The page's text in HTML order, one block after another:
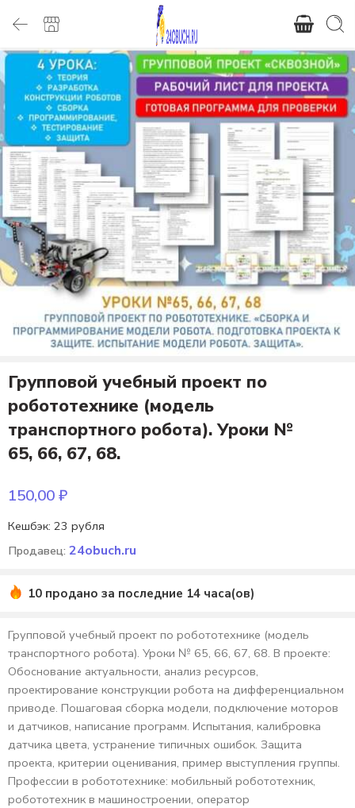
Групповой учебный проект по
робототехнике (модель
транспортного робота). Уроки №
65, 66, 67, 68.
150,00₽
Кешбэк: 23 рубля
Продавец: 24obuch.ru
10 продано за последние 14 часа(ов)
Групповой учебный проект по робототехнике (модель
транспортного робота). Уроки № 65, 66, 67, 68. В проекте:
Обоснование актуальности, анализ ресурсов,
проектирование конструкции робота на дифференциальном
приводе. Пошаговая сборка модели, подключение моторов
и датчиков, написание программ. Испытания, калибровка
датчика цвета, устранение типичных ошибок. Защита
проекта, критерии оценивания, пример выступления группы.
Профессии в робототехнике: мобильный робототехник,
робототехник в машиностроении, оператор